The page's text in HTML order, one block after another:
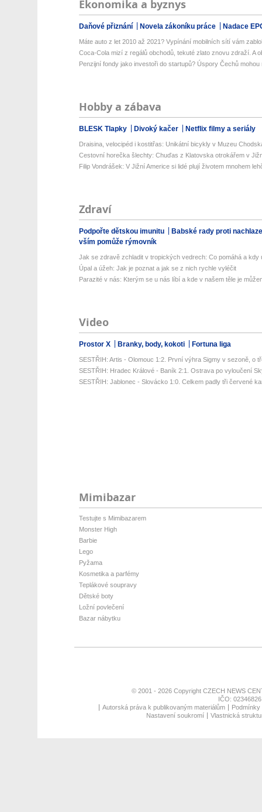
Ekonomika a byznys
Daňové přiznání Novela zákoníku práce Nadace
Máte auto z let 2010 až 2021? Vypínání mobilních sítí vám
Coca-Cola mizí z regálů obchodů, tekuté zlato znovu zdraží. A
Penzijní fondy jako investoři do startupů? Úspory Čechů mohou
Hobby a zábava
BLESK Tlapky Divoký kačer Netflix filmy a seriály
Draisina, velocipéd i kostitřas: Unikátní bicykly v Muzeu
Cestovní horečka šlechty: Chuďas z Klatovska otrokářem v
Filip Vondrášek: V Jižní Americe si lidé plují životem mnohem
Zdraví
Podpořte dětskou imunitu
Babské rady proti
vším pomůže rýmovník
Jak se zdravě zchladit v tropických vedrech: Co pomáhá a kdy
Úpal a úžeh: Jak je poznat a jak se z nich rychle vyléčit
Parazité v nás: Kterým se u nás líbí a kde v našem těle je
Video
Prostor X Branky, body, kokoti Fortuna liga
SESTŘIH: Artis - Olomouc 1:2. První výhra Sigmy v sezoně, o
SESTŘIH: Hradec Králové - Baník 2:1. Ostrava po vyloučení
SESTŘIH: Jablonec - Slovácko 1:0. Celkem padly tři červené
Mimibazar
Testujte s Mimibazarem
Monster High
Barbie
Lego
Pyžama
Kosmetika a parfémy
Teplákové soupravy
Dětské boty
Ložní povlečení
Bazar nábytku
© 2001 - 2026 Copyright CZECH NEWS
IČO:
Autorská práva k publikovaným materiálům
Nastavení soukromí
Vlastnická